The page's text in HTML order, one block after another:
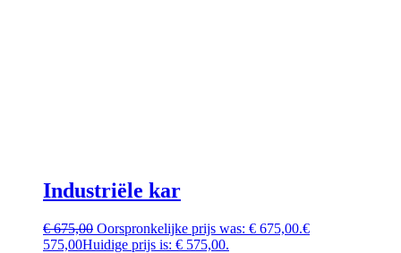
Industriële kar
€675,00 Oorspronkelijke prijs was: € 675,00.€
575,00Huidige prijs is: € 575,00.